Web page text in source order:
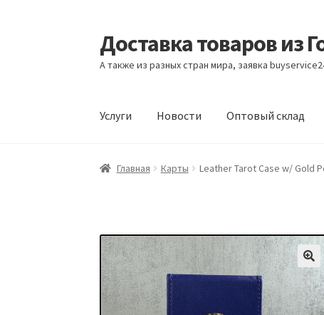
Перейти
к
навигации
Перейти
к
содержимому
Доставка товаров из
А также из разных стран мира, заявка
Услуги Новости Оптовый склад
Главная Контакты КорзинаМой аккаунт
Главная Карты Leather Tarot Case w/ Gold